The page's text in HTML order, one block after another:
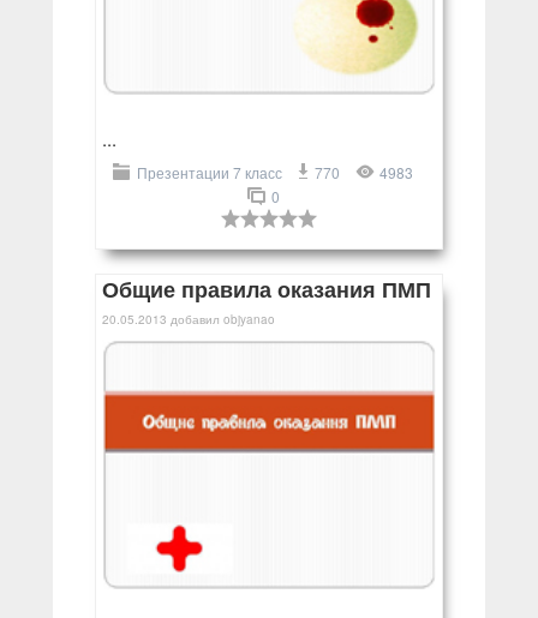
...
Презентации 7 класс 770
4983
0
Общие правила оказания ПМП
20.05.2013 добавил objyanao